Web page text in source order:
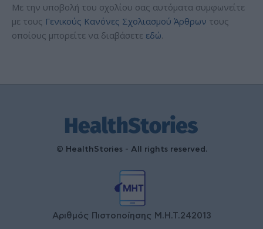
Με την υποβολή του σχολίου σας αυτόματα συμφωνείτε
με τους Γενικούς Κανόνες Σχολιασμού Άρθρων τους
οποίους μπορείτε να διαβάσετε εδώ.
© HealthStories - All rights reserved.
Αριθμός Πιστοποίησης Μ.Η.Τ.242013